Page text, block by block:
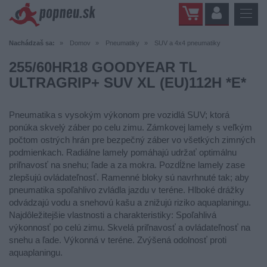
Nachádzaš sa: Domov Pneumatiky SUV a 4x4 pneumatiky
255/60HR18 GOODYEAR TL
ULTRAGRIP+ SUV XL (EU)112H *E*
Pneumatika s vysokým výkonom pre vozidlá SUV; ktorá
ponúka skvelý záber po celu zimu. Zámkovej lamely s veľkým
počtom ostrých hrán pre bezpečný záber vo všetkých zimných
podmienkach. Radiálne lamely pomáhajú udržať optimálnu
priľnavosť na snehu; ľade a za mokra. Pozdĺžne lamely zase
zlepšujú ovládateľnosť. Ramenné bloky sú navrhnuté tak; aby
pneumatika spoľahlivo zvládla jazdu v teréne. Hlboké drážky
odvádzajú vodu a snehovú kašu a znižujú riziko aquaplaningu.
Najdôležitejšie vlastnosti a charakteristiky: Spoľahlivá
výkonnosť po celú zimu. Skvelá priľnavosť a ovládateľnosť na
snehu a ľade. Výkonná v teréne. Zvýšená odolnosť proti
aquaplaningu.